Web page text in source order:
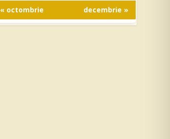
« octombrie decembrie »